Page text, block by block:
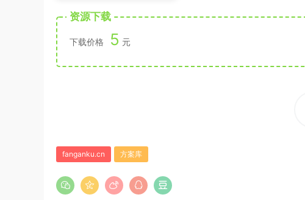
资源下载
下载价格 5 元
fanganku.cn 方案库